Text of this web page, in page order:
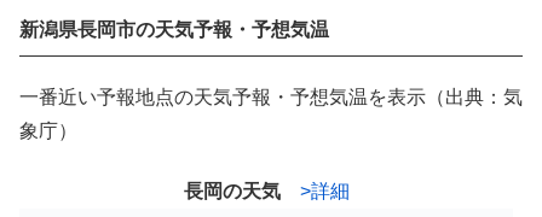
新潟県長岡市の天気予報・予想気温
一番近い予報地点の天気予報・予想気温を表示（出典：気
象庁）
長岡の天気
>詳細